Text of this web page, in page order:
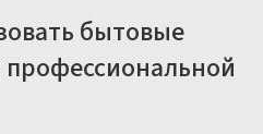
бытовые